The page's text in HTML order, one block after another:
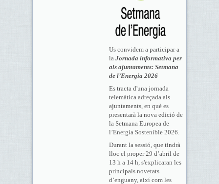
Us convidem a participar a
la Jornada informativa per
als ajuntaments: Setmana
de l’Energia 2026
Es tracta d'una jornada
telemàtica adreçada als
ajuntaments, en què es
presentarà la nova edició de
la Setmana Europea de
l’Energia Sostenible 2026.
Durant la sessió, que tindrà
lloc el proper 29 d’abril de
13 h a 14 h, s'explicaran les
principals novetats
d’enguany, així com les